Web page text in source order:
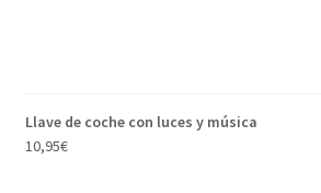
Llave de coche con luces y música
10,95€